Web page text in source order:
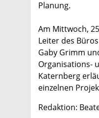
Planung.
Am Mittwoch,
Leiter des
Gaby Grimm
Organisations-
Katernberg
einzelnen
Redaktion: